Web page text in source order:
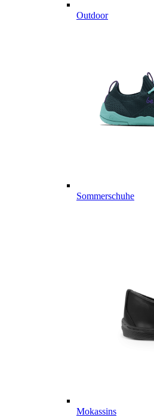
Outdoor
Sommerschuhe
Mokassins